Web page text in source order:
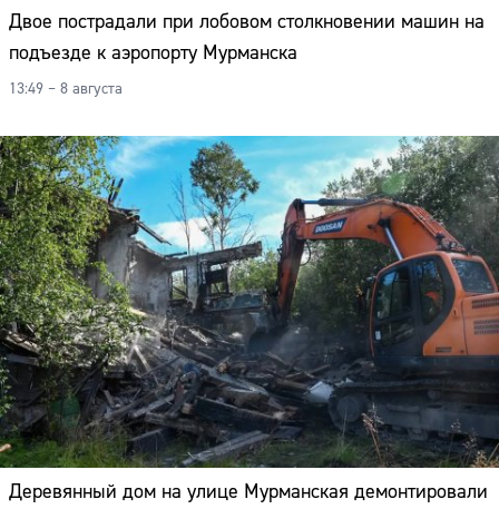
Двое пострадали при лобовом столкновении машин на
подъезде к аэропорту Мурманска
13:49 – 8 августа
Деревянный дом на улице Мурманская демонтировали